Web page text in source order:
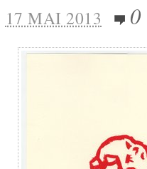
17 MAI 2013 0